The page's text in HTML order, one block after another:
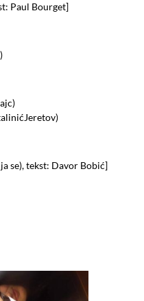
Paul Bourget]
se), tekst: Davor Bobić]